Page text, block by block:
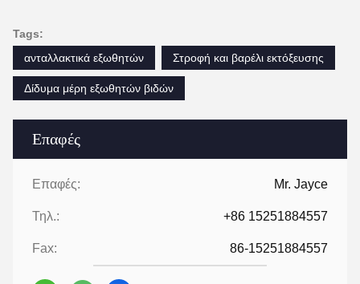
Επαφές
Επαφές: Mr. Jayce
Τηλ.: +86 15251884557
Fax: 86-15251884557
Tags:
ανταλλακτικά εξωθητών
Στροφή και βαρέλι εκτόξευσης
Δίδυμα μέρη εξωθητών βιδών